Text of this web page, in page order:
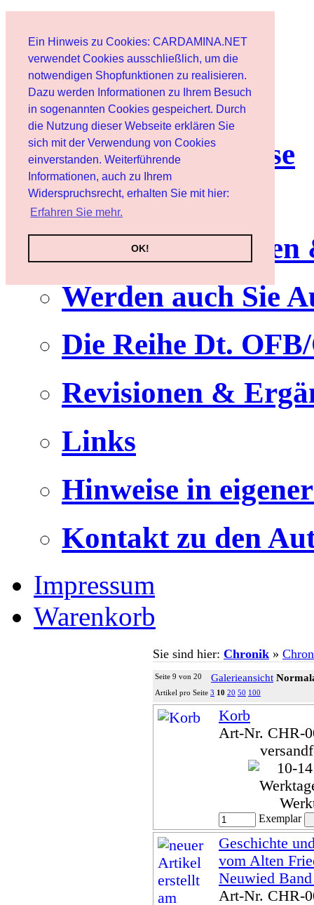
Ein Hinweis zu Cookies: CARDAMINA.NET
verwendet Cookies ausschließlich, um die
notwendigen Shopfunktionen zu realisieren.
Dazu werden Informationen zu Ihrem Besuch
in sogenannten Cookies gespeichert. Durch
die Nutzung dieser Webseite erklären Sie
sich mit der Verwendung von Cookies
einverstanden. Weiterführende
Informationen, auch zu Ihrem
Widerspruchsrecht, erhalten Sie mit hier:
Erfahren Sie mehr.
OK!
Benutzer
Newsletter
Nutzungshinweise
Service
Werden auch Sie
Die Reihe Dt.
Revisionen &
Links
Hinweise in
Kontakt zu den
Impressum
Warenkorb
Sie sind hier: Chronik »
Seite 9 von 20 Galerieansicht
Artikel pro Seite 3 10 20 50 100
Korb
Art-Nr. CHR-
Exemplar
Geschichte
vom Alten
Neuwied
Art-Nr. CHR-